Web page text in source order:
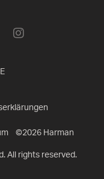
©2026Harman
All rights reserved.